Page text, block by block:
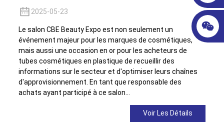
2025-05-23
Le salon CBE Beauty Expo est non seulement un
événement majeur pour les marques de cosmétiques,
mais aussi une occasion en or pour les acheteurs de
tubes cosmétiques en plastique de recueillir des
informations sur le secteur et d'optimiser leurs chaînes
d'approvisionnement. En tant que responsable des
achats ayant participé à ce salon...
Voir Les Détails